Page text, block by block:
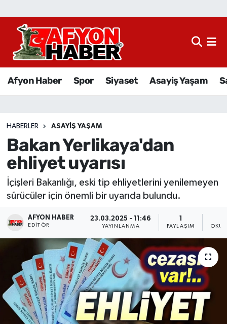
Afyon Haber Spor Siyaset Asayiş Yaşam
HABERLER ASAYIŞ YAŞAM
Bakan Yerlikaya'dan
ehliyet uyarısı
İçişleri Bakanlığı, eski tip ehliyetlerini yenilemeyen
sürücüler için önemli bir uyarıda bulundu.
AFYON HABER
EDITÖR
23.03.2025 - 11:46
YAYINLANMA PAYLAŞIM
Afyon Haber
Sağlık
Eğitim
Sivil Toplum
Ekonomi
Magazin
Etkinlikler